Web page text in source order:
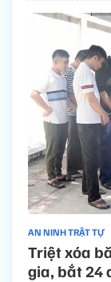
AN NINH TRẬT TỰ
Triệt xóa
gia, bắt 24